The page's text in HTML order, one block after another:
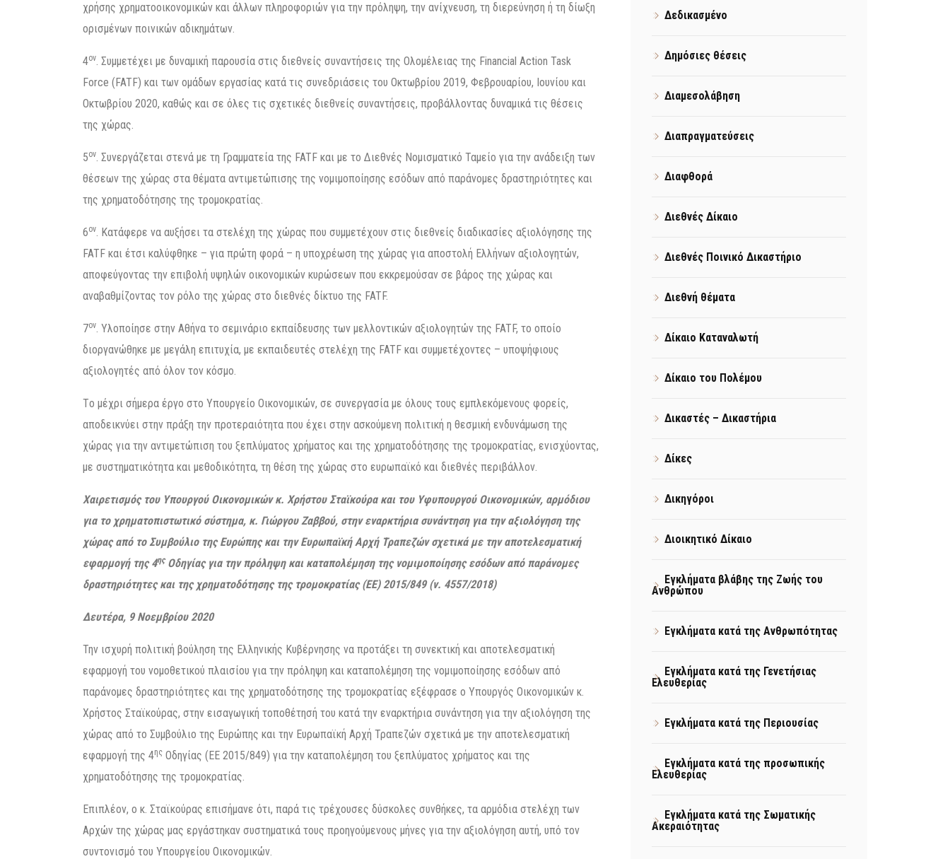
χρήσης χρηματοοικονομικών και άλλων πληροφοριών για την πρόληψη, την ανίχνευση, τη διερεύνηση ή τη δίωξη
ορισμένων ποινικών αδικημάτων.
4ον. Συμμετέχει με δυναμική παρουσία στις διεθνείς συναντήσεις της Ολομέλειας της Financial Action Task
Force (FATF) και των ομάδων εργασίας κατά τις συνεδριάσεις του Οκτωβρίου 2019, Φεβρουαρίου, Ιουνίου και
Οκτωβρίου 2020, καθώς και σε όλες τις σχετικές διεθνείς συναντήσεις, προβάλλοντας δυναμικά τις θέσεις
της χώρας.
5ον. Συνεργάζεται στενά με τη Γραμματεία της FATF και με το Διεθνές Νομισματικό Ταμείο για την ανάδειξη των
θέσεων της χώρας στα θέματα αντιμετώπισης της νομιμοποίησης εσόδων από παράνομες δραστηριότητες και
της χρηματοδότησης της τρομοκρατίας.
6ον. Κατάφερε να αυξήσει τα στελέχη της χώρας που συμμετέχουν στις διεθνείς διαδικασίες αξιολόγησης της
FATF και έτσι καλύφθηκε – για πρώτη φορά – η υποχρέωση της χώρας για αποστολή Ελλήνων αξιολογητών,
αποφεύγοντας την επιβολή υψηλών οικονομικών κυρώσεων που εκκρεμούσαν σε βάρος της χώρας και
αναβαθμίζοντας τον ρόλο της χώρας στο διεθνές δίκτυο της FATF.
7ον. Υλοποίησε στην Αθήνα το σεμινάριο εκπαίδευσης των μελλοντικών αξιολογητών της FATF, το οποίο
διοργανώθηκε με μεγάλη επιτυχία, με εκπαιδευτές στελέχη της FATF και συμμετέχοντες – υποψήφιους
αξιολογητές από όλον τον κόσμο.
Τo μέχρι σήμερα έργο στο Υπουργείο Οικονομικών, σε συνεργασία με όλους τους εμπλεκόμενους φορείς,
αποδεικνύει στην πράξη την προτεραιότητα που έχει στην ασκούμενη πολιτική η θεσμική ενδυνάμωση της
χώρας για την αντιμετώπιση του ξεπλύματος χρήματος και της χρηματοδότησης της τρομοκρατίας, ενισχύοντας,
με συστηματικότητα και μεθοδικότητα, τη θέση της χώρας στο ευρωπαϊκό και διεθνές περιβάλλον.
Χαιρετισμός του Υπουργού Οικονομικών κ. Χρήστου Σταϊκούρα και του Υφυπουργού Οικονομικών, αρμόδιου
για το χρηματοπιστωτικό σύστημα, κ. Γιώργου Ζαββού, στην εναρκτήρια συνάντηση για την αξιολόγηση της
χώρας από το Συμβούλιο της Ευρώπης και την Ευρωπαϊκή Αρχή Τραπεζώνσχετικά με την αποτελεσματική
εφαρμογή της 4ηςΟδηγίας για την πρόληψη και καταπολέμηση της νομιμοποίησης εσόδων από παράνομες
δραστηριότητες και της χρηματοδότησης της τρομοκρατίας (ΕΕ) 2015/849 (ν. 4557/2018)
Δευτέρα, 9 Νοεμβρίου 2020
Την ισχυρή πολιτική βούληση της Ελληνικής Κυβέρνησης να προτάξει τη συνεκτική και αποτελεσματική
εφαρμογή του νομοθετικού πλαισίου για την πρόληψη και καταπολέμηση της νομιμοποίησης εσόδων από
παράνομες δραστηριότητες και της χρηματοδότησης της τρομοκρατίας εξέφρασε ο Υπουργός Οικονομικών κ.
Χρήστος Σταϊκούρας, στην εισαγωγική τοποθέτησή του κατά την εναρκτήρια συνάντηση για την αξιολόγηση της
χώρας από το Συμβούλιο της Ευρώπης και την Ευρωπαϊκή Αρχή Τραπεζών σχετικά με την αποτελεσματική
εφαρμογή της 4ης Οδηγίας (ΕΕ 2015/849) για την καταπολέμηση του ξεπλύματος χρήματος και της
χρηματοδότησης της τρομοκρατίας.
Επιπλέον, ο κ. Σταϊκούρας επισήμανε ότι, παρά τις τρέχουσες δύσκολες συνθήκες, τα αρμόδια στελέχη των
Αρχών της χώρας μας εργάστηκαν συστηματικά τους προηγούμενους μήνες για την αξιολόγηση αυτή, υπό τον
συντονισμό του Υπουργείου Οικονομικών.
Δεδικασμένο
Δημόσιες θέσεις
Διαμεσολάβηση
Διαπραγματεύσεις
Διαφθορά
Διεθνές Δίκαιο
Διεθνές Ποινικό Δικαστήριο
Διεθνή θέματα
Δίκαιο Καταναλωτή
Δίκαιο του Πολέμου
Δικαστές – Δικαστήρια
Δίκες
Δικηγόροι
Διοικητικό Δίκαιο
Εγκλήματα βλάβης της Ζωής του
Ανθρώπου
Εγκλήματα κατά της Ανθρωπότητας
Εγκλήματα κατά της Γενετήσιας
Ελευθερίας
Εγκλήματα κατά της Περιουσίας
Εγκλήματα κατά της προσωπικής
Ελευθερίας
Εγκλήματα κατά της Σωματικής
Ακεραιότητας